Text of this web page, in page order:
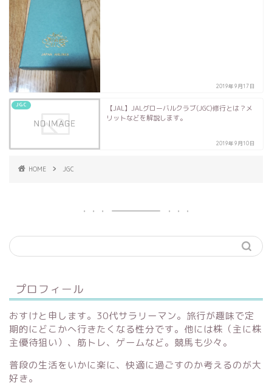
2019年9月17日
JGC
【JAL】JALグローバルクラブ(JGC)修行とは？メ
リットなどを解説します。
2019年9月10日
HOME JGC
プロフィール
おすけと申します。30代サラリーマン。旅行が趣味で定
期的にどこかへ行きたくなる性分です。他には株（主に株
主優待狙い）、筋トレ、ゲームなど。競馬も少々。
普段の生活をいかに楽に、快適に過ごすのか考えるのが大
好き。